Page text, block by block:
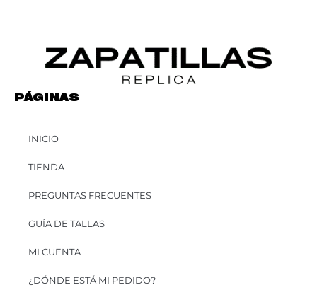
PÁGINAS
INICIO
TIENDA
PREGUNTAS FRECUENTES
GUÍA DE TALLAS
MI CUENTA
¿DÓNDE ESTÁ MI PEDIDO?